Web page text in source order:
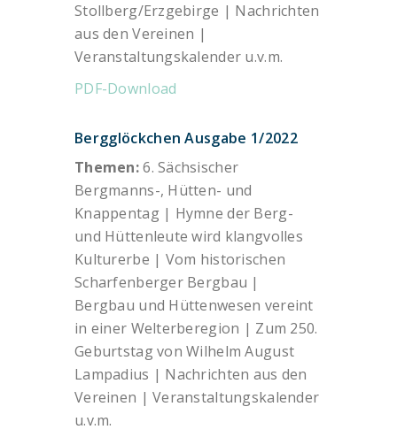
Stollberg/Erzgebirge | Nachrichten
aus den Vereinen |
Veranstaltungskalender u.v.m.
PDF-Download
Bergglöckchen Ausgabe 1/2022
Themen:6. Sächsischer
Bergmanns-, Hütten- und
Knappentag | Hymne der Berg-
und Hüttenleute wird klangvolles
Kulturerbe | Vom historischen
Scharfenberger Bergbau |
Bergbau und Hüttenwesen vereint
in einer Welterberegion | Zum 250.
Geburtstag von Wilhelm August
Lampadius | Nachrichten aus den
Vereinen | Veranstaltungskalender
u.v.m.